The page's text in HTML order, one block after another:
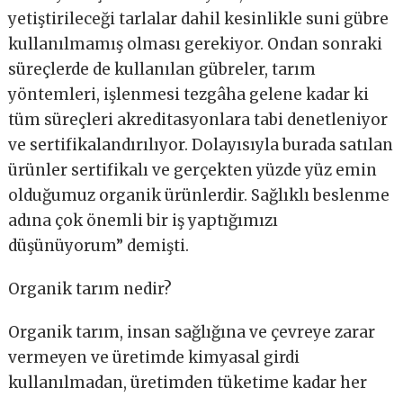
yetiştirileceği tarlalar dahil kesinlikle suni gübre
kullanılmamış olması gerekiyor. Ondan sonraki
süreçlerde de kullanılan gübreler, tarım
yöntemleri, işlenmesi tezgâha gelene kadar ki
tüm süreçleri akreditasyonlara tabi denetleniyor
ve sertifikalandırılıyor. Dolayısıyla burada satılan
ürünler sertifikalı ve gerçekten yüzde yüz emin
olduğumuz organik ürünlerdir. Sağlıklı beslenme
adına çok önemli bir iş yaptığımızı
düşünüyorum” demişti.
Organik tarım nedir?
Organik tarım, insan sağlığına ve çevreye zarar
vermeyen ve üretimde kimyasal girdi
kullanılmadan, üretimden tüketime kadar her